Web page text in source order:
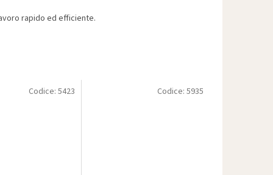
rapido ed efficiente.
Codice:5423 Codice: 5935